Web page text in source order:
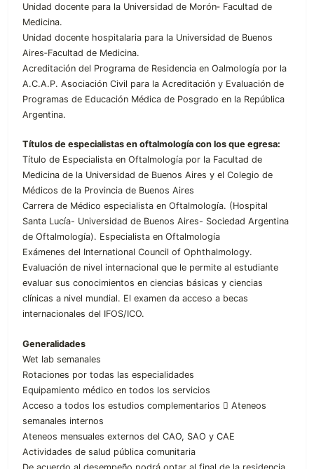
Unidad docente para la Universidad de Morón‐ Facultad de
Medicina.
Unidad docente hospitalaria para la Universidad de Buenos
Aires‐Facultad de Medicina.
Acreditación del Programa de Residencia en Oalmología por la
A.C.A.P. Asociación Civil para la Acreditación y Evaluación de
Programas de Educación Médica de Posgrado en la República
Argentina.
Títulos de especialistas en oftalmología con los que egresa:
Título de Especialista en Oftalmología por la Facultad de
Medicina de la Universidad de Buenos Aires y el Colegio de
Médicos de la Provincia de Buenos Aires
Carrera de Médico especialista en Oftalmología. (Hospital
Santa Lucía- Universidad de Buenos Aires- Sociedad Argentina
de Oftalmología). Especialista en Oftalmología
Exámenes del International Council of Ophthalmology.
Evaluación de nivel internacional que le permite al estudiante
evaluar sus conocimientos en ciencias básicas y ciencias
clínicas a nivel mundial. El examen da acceso a becas
internacionales del IFOS/ICO.
Generalidades
Wet lab semanales
Rotaciones por todas las especialidades
Equipamiento médico en todos los servicios
Acceso a todos los estudios complementarios  Ateneos
semanales internos
Ateneos mensuales externos del CAO, SAO y CAE
Actividades de salud pública comunitaria